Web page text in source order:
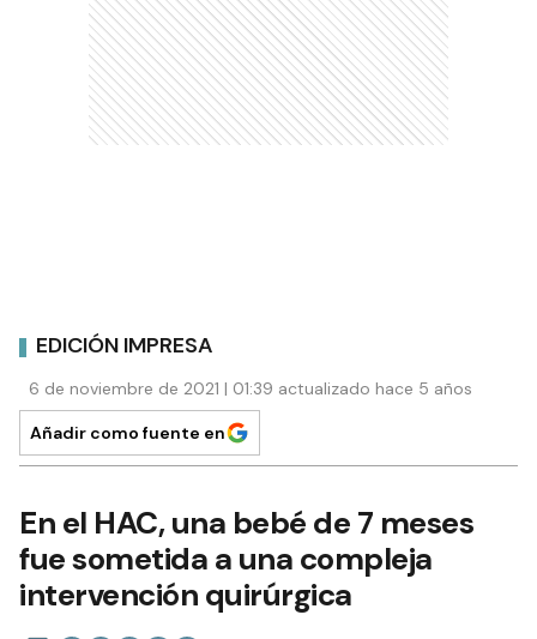
EDICIÓN IMPRESA
6 de noviembre de 2021 | 01:39 actualizado hace 5 años
Añadir como fuente en
En el HAC, una bebé de 7 meses
fue sometida a una compleja
intervención quirúrgica